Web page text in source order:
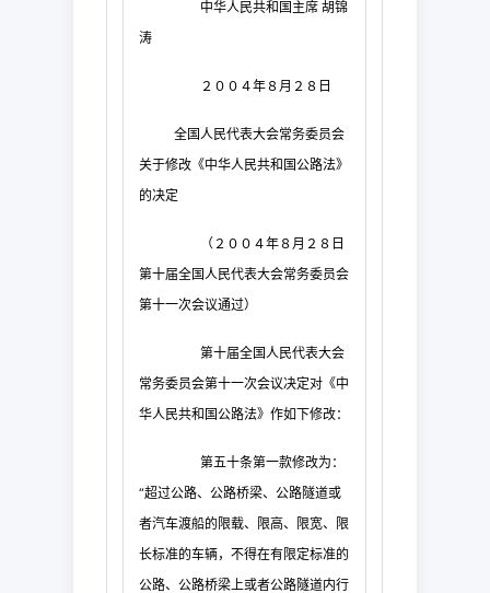
中华人民共和国主席 胡锦
涛
２００４年８月２８日
全国人民代表大会常务委员会
关于修改《中华人民共和国公路法》
的决定
（２００４年８月２８日
第十届全国人民代表大会常务委员会
第十一次会议通过）
第十届全国人民代表大会
常务委员会第十一次会议决定对《中
华人民共和国公路法》作如下修改：
第五十条第一款修改为：
“超过公路、公路桥梁、公路隧道或
者汽车渡船的限载、限高、限宽、限
长标准的车辆，不得在有限定标准的
公路、公路桥梁上或者公路隧道内行